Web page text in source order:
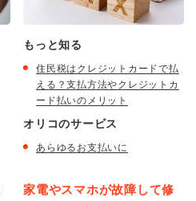
もっと知る
住民税はクレジットカードで払
える？支払方法やクレジットカ
ード払いのメリット
オリコのサービス
あらゆるお支払いに
家電やスマホが故障して修